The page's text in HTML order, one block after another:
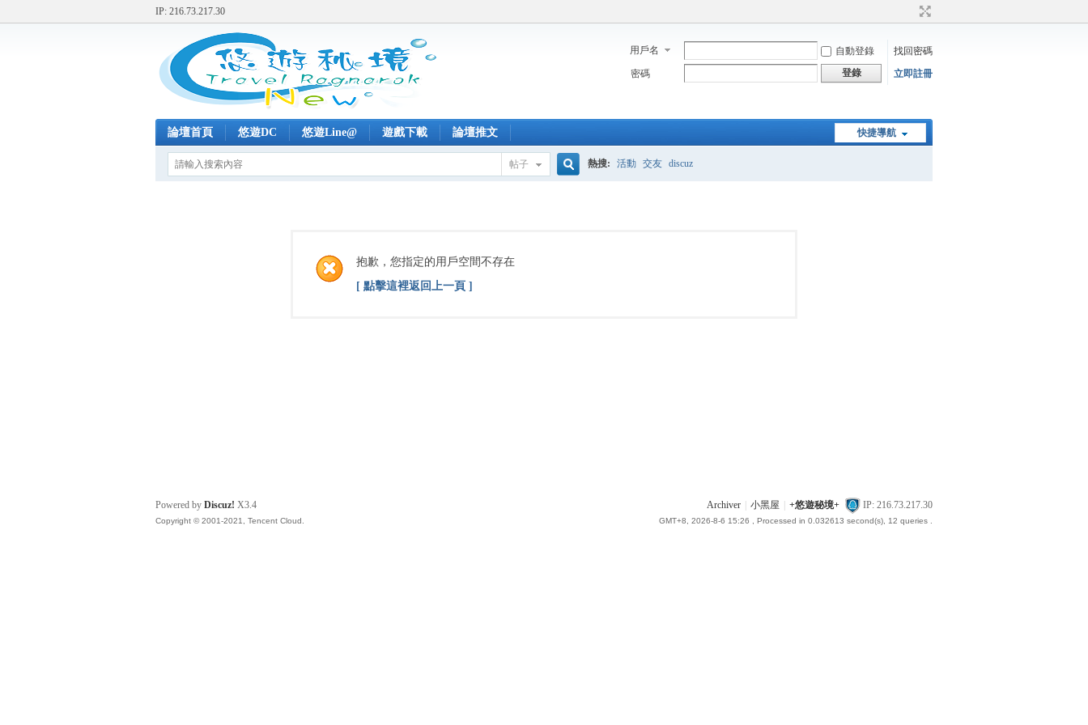
IP: 216.73.217.30
用戶名 自動登錄
找回密碼
密碼
登錄 立即註冊
快捷導航
論壇首頁 悠遊DC 悠遊Line@ 遊戲下載 論壇推文
帖子 熱搜: 活動 交友 discuz
抱歉，您指定的用戶空間不存在
[ 點擊這裡返回上一頁 ]
Archiver 小黑屋 +悠遊秘境+ IP: 216.73.217.30
GMT+8, 2026-8-6 15:26 , Processed in 0.032613 second(s), 12 queries .
Powered by Discuz! X3.4
Copyright © 2001-2021, Tencent Cloud.